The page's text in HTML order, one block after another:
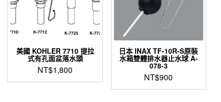
美國 KOHLER 7710 提拉
式有孔面盆落水頭
NT$1,800
日本 INAX TF-10R-S原裝
水箱雙體排水器止水球 A-
078-3
NT$900